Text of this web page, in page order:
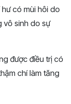
hư có mùi hôi do
vô sinh do sự
được điều trị có
chí làm tăng